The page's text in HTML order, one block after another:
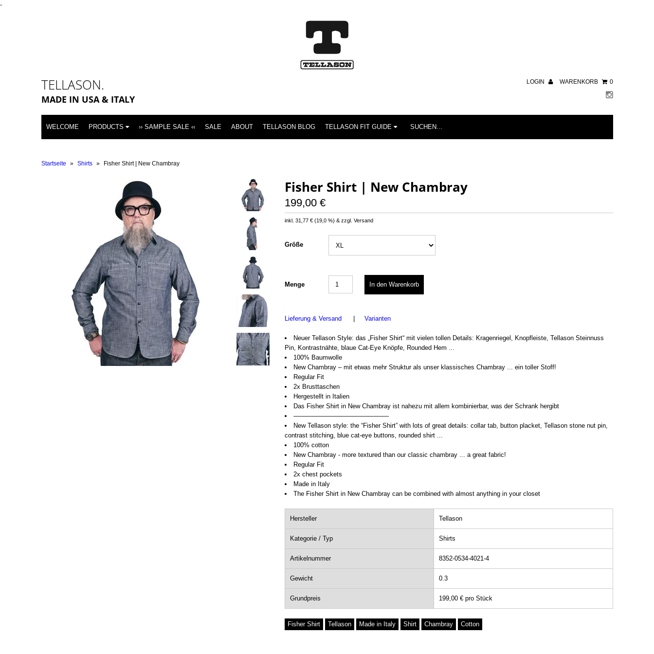
-
TELLASON.
MADE IN USA & ITALY
LOGIN WARENKORB 0
WELCOME PRODUCTS ›› SAMPLE SALE ‹‹ SALE ABOUT TELLASON BLOG TELLASON FIT GUIDE
Startseite » Shirts » Fisher Shirt | New Chambray
Fisher Shirt | New Chambray
199,00 €
inkl. 31,77 €(19,0 %) & zzgl. Versand
Größe
Menge
Lieferung & Versand Varianten
Neuer Tellason Style: das „Fisher Shirt“ mit vielen tollen Details: Kragenriegel, Knopfleiste, Tellason Steinnuss
Pin, Kontrastnähte, blaue Cat-Eye Knöpfe, Rounded Hem ...
100% Baumwolle
New Chambray – mit etwas mehr Struktur als unser klassisches Chambray ... ein toller Stoff!
Regular Fit
2x Brusttaschen
Hergestellt in Italien
Das Fisher Shirt in New Chambray ist nahezu mit allem kombinierbar, was der Schrank hergibt
––––––––––––––––––––––––––––
New Tellason style: the “Fisher Shirt” with lots of great details: collar tab, button placket, Tellason stone nut pin,
contrast stitching, blue cat-eye buttons, rounded shirt ...
100% cotton
New Chambray - more textured than our classic chambray ... a great fabric!
Regular Fit
2x chest pockets
Made in Italy
The Fisher Shirt in New Chambray can be combined with almost anything in your closet
Hersteller Tellason
Kategorie / Typ Shirts
Artikelnummer 8352-0534-4021-4
Gewicht 0.3
Grundpreis 199,00 €pro Stück
Fisher Shirt Tellason Made in Italy Shirt Chambray Cotton